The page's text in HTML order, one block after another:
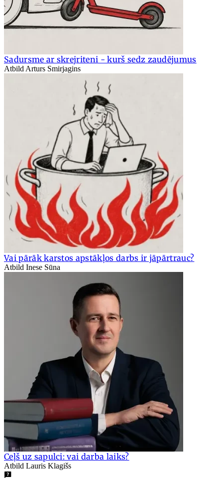
Sadursme ar skrejriteni - kurš sedz zaudējumus
Atbild Arturs Smirjagins
Vai pārāk karstos apstākļos darbs ir jāpārtrauc?
Atbild Inese Sūna
Ceļš uz sapulci: vai darba laiks?
Atbild Lauris Klagišs